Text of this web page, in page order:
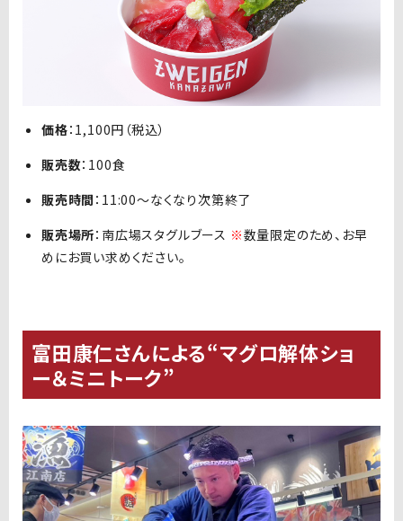
価格：1,100円（税込）
販売数：100食
販売時間 ：11:00〜なくなり次第終了
販売場所：南広場スタグルブース ※数量限定のため、お早
めにお買い求めください。
富田康仁さんによる“マグロ解体ショ
ー＆ミニトーク”